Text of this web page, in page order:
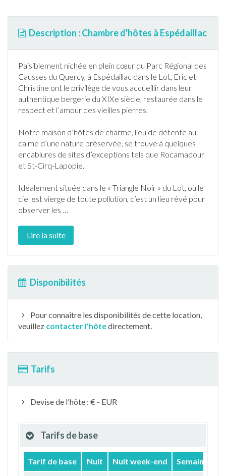
Description : Chambre d'hôtes à Espédaillac
Paisiblement nichée en plein cœur du Parc Régional des
Causses du Quercy, à Espédaillac dans le Lot, Eric et
Christine ont le privilège de vous accueillir dans leur
authentique bergerie du XIXe siècle, restaurée dans le
respect et l’amour des vieilles pierres.
Notre maison d’hôtes de charme, lieu de détente au
calme d’une nature préservée, se trouve à quelques
encablures de sites d’exceptions tels que Rocamadour
et St-Cirq-Lapopie.
Idéalement située dans le « Triangle Noir » du Lot, où le
ciel est vierge de toute pollution, c’est un lieu rêvé pour
observer les …
Lire la suite
Disponibilités
Pour connaître les disponibilités de cette location,
veuillez contacter l'hôtedirectement.
Tarifs
Devise de l'hôte : € - EUR
Tarifs de base
Tarif de base Nuit Nuit week-end Semaine